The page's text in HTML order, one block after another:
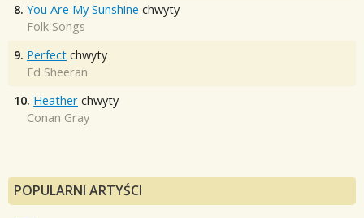
8. You Are My Sunshine chwyty
Folk Songs
9. Perfect chwyty
Ed Sheeran
10. Heather chwyty
Conan Gray
POPULARNI ARTYŚCI